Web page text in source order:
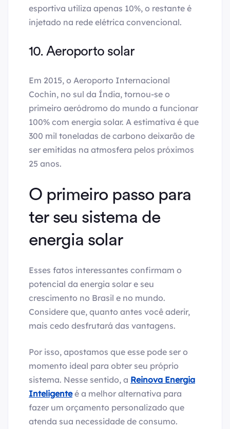
esportiva utiliza apenas 10%, o restante é
injetado na rede elétrica convencional.
10. Aeroporto solar
Em 2015, o Aeroporto Internacional
Cochin, no sul da Índia, tornou-se o
primeiro aeródromo do mundo a funcionar
100% com energia solar. A estimativa é que
300 mil toneladas de carbono deixarão de
ser emitidas na atmosfera pelos próximos
25 anos.
O primeiro passo para
ter seu sistema de
energia solar
Esses fatos interessantes confirmam o
potencial da energia solar e seu
crescimento no Brasil e no mundo.
Considere que, quanto antes você aderir,
mais cedo desfrutará das vantagens.
Por isso, apostamos que esse pode ser o
momento ideal para obter seu próprio
sistema. Nesse sentido, a Reinova Energia
Inteligenteé a melhor alternativa para
fazer um orçamento personalizado que
atenda sua necessidade de consumo.